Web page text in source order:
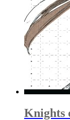
Knights